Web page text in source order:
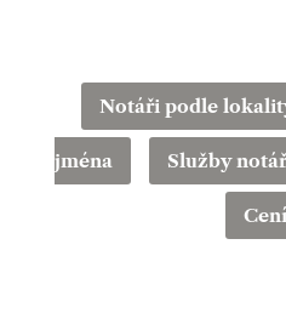
Notáři podle
jména Služby